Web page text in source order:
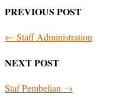
PREVIOUS POST
← Staff Administration
NEXT POST
Staf Pembelian →